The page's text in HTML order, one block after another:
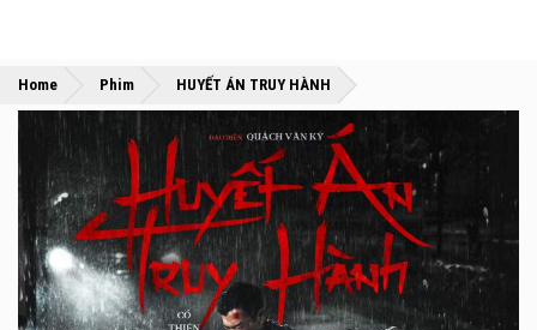
Home »
Phim »
HUYẾT ÁN TRUY HÀNH